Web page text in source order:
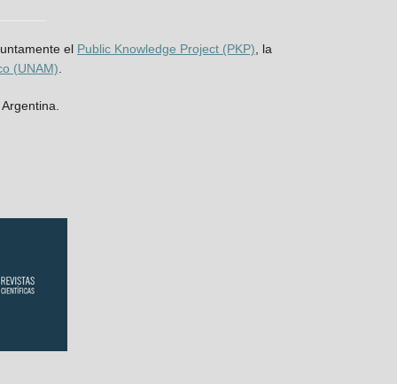
el Public Knowledge Project (PKP) , la
(UNAM)